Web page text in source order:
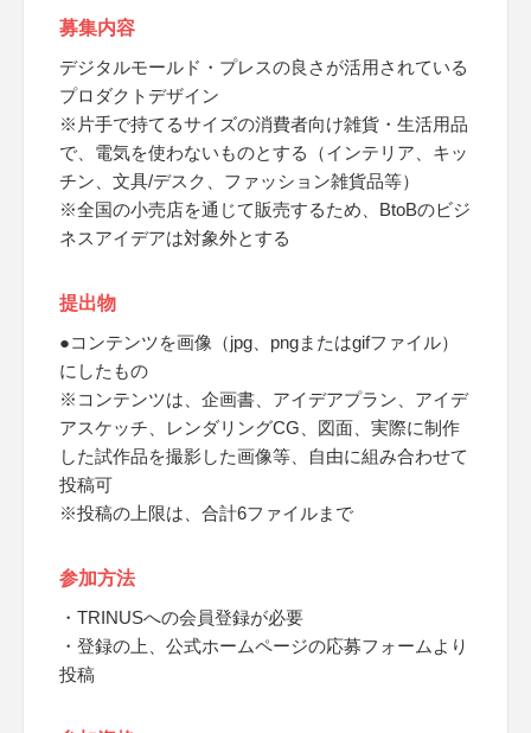
募集内容
デジタルモールド・プレスの良さが活用されている
プロダクトデザイン
※片手で持てるサイズの消費者向け雑貨・生活用品
で、電気を使わないものとする（インテリア、キッ
チン、文具/デスク、ファッション雑貨品等）
※全国の小売店を通じて販売するため、BtoBのビジ
ネスアイデアは対象外とする
提出物
●コンテンツを画像（jpg、pngまたはgifファイル）
にしたもの
※コンテンツは、企画書、アイデアプラン、アイデ
アスケッチ、レンダリングCG、図面、実際に制作
した試作品を撮影した画像等、自由に組み合わせて
投稿可
※投稿の上限は、合計6ファイルまで
参加方法
・TRINUSへの会員登録が必要
・登録の上、公式ホームページの応募フォームより
投稿